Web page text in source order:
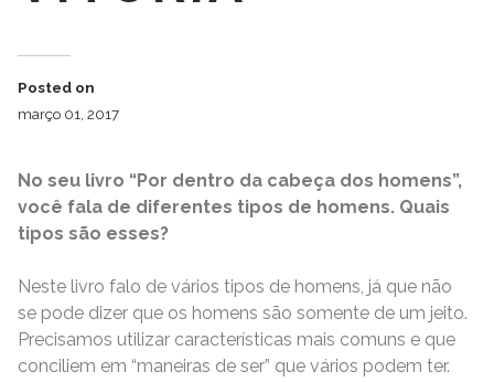
Posted on
março 01, 2017
No seu livro “Por dentro da cabeça dos homens”,
você fala de diferentes tipos de homens. Quais
tipos são esses?
Neste livro falo de vários tipos de homens, já que não
se pode dizer que os homens são somente de um jeito.
Precisamos utilizar características mais comuns e que
conciliem em “maneiras de ser” que vários podem ter.